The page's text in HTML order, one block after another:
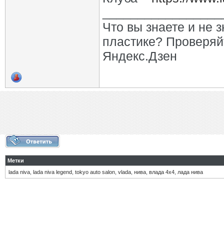
Что вы знаете и не
пластике?
Яндекс.Дзен
Метки
lada niva lada niva legend tokyo auto salon vlada нива влада 4х4 лада нива